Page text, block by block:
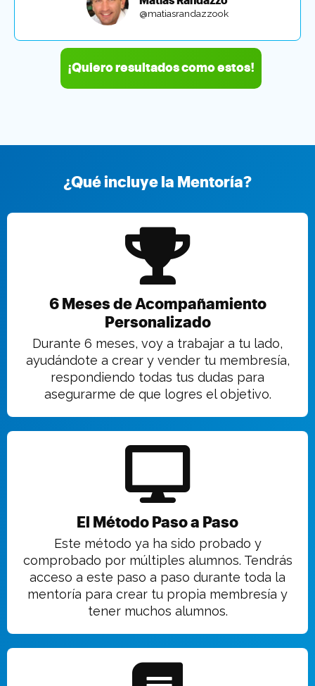
@matiasrandazzook
¡Quiero resultados como estos!
¿Qué incluye la Mentoría?
6 Meses de Acompañamiento
Personalizado
Durante 6 meses, voy a trabajar a tu lado,
ayudándote a crear y vender tu membresía,
respondiendo todas tus dudas para
asegurarme de que logres el objetivo.
El Método Paso a Paso
Este método ya ha sido probado y
comprobado por múltiples alumnos. Tendrás
acceso a este paso a paso durante toda la
mentoría para crear tu propia membresía y
tener muchos alumnos.